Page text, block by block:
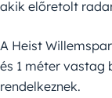
akik előretolt
A Heist
és 1 méter vastag
rendelkeznek.